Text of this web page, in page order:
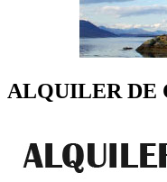
ALQUILER DE